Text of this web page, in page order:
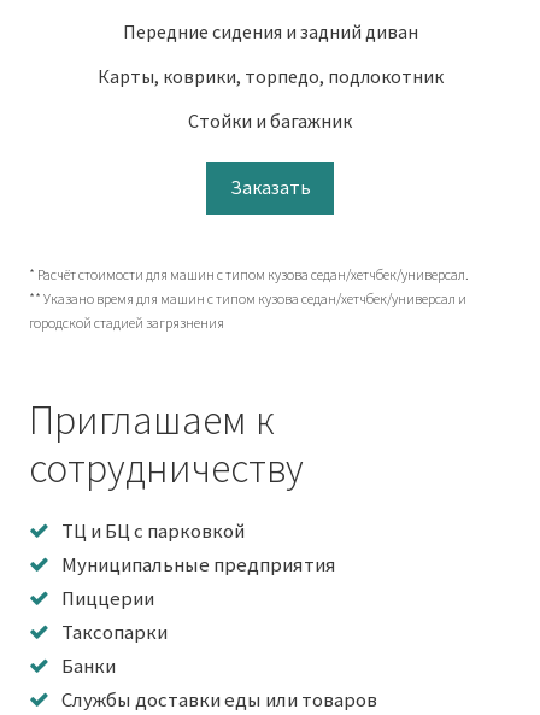
Передние сидения и задний диван
Карты, коврики, торпедо, подлокотник
Стойки и багажник
Заказать
* Расчёт стоимости для машин с типом кузова седан/хетчбек/универсал.
** Указано время для машин с типом кузова седан/хетчбек/универсал и
городской стадией загрязнения
Приглашаем к
сотрудничеству
ТЦ и БЦ с парковкой
Муниципальные предприятия
Пиццерии
Таксопарки
Банки
Службы доставки еды или товаров